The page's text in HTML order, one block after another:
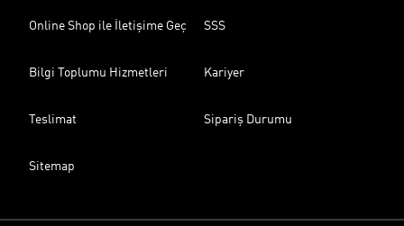
Online Shop ile İletişime Geç SSS
Bilgi Toplumu Hizmetleri Kariyer
Teslimat Sipariş Durumu
Sitemap